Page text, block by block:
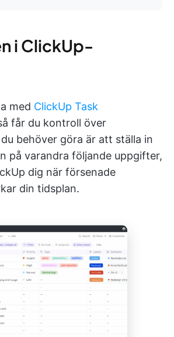
i ClickUp-
med ClickUp Task
får du kontroll över
behöver göra är att ställa in
på varandra följande uppgifter,
dig när försenade
din tidsplan.